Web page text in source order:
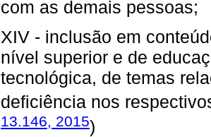
com as demais pessoas;
XIV - inclusão em
nível superior e de
tecnológica, de temas
deficiência nos
13.146, 2015)